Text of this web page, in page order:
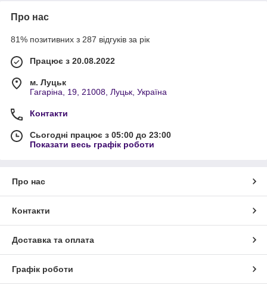
Про нас
81% позитивних з 287 відгуків за рік
Працює з 20.08.2022
м. Луцьк
Гагаріна, 19, 21008, Луцьк, Україна
Контакти
Сьогодні працює з 05:00 до 23:00
Показати весь графік роботи
Про нас
Контакти
Доставка та оплата
Графік роботи